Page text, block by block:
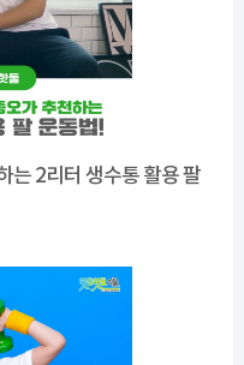
는 2리터 생수통 활용 팔